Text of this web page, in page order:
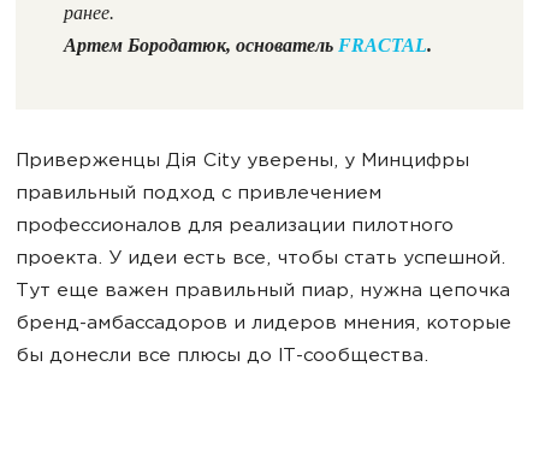
ранее.
Артем Бородатюк, основатель FRACTAL.
Приверженцы Дія City уверены, у Минцифры
правильный подход с привлечением
профессионалов для реализации пилотного
проекта. У идеи есть все, чтобы стать успешной.
Тут еще важен правильный пиар, нужна цепочка
бренд-амбассадоров и лидеров мнения, которые
бы донесли все плюсы до IT-сообщества.